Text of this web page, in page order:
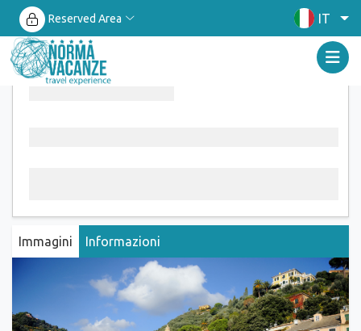
Reserved Area IT
Immagini Informazioni